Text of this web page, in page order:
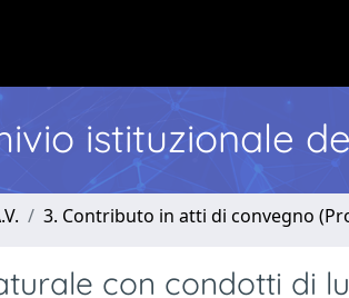
istituzionale
3. Contributo in atti di convegno
con condotti di